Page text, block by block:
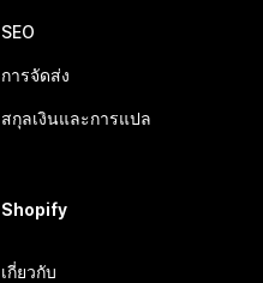
SEO
การจัดส่ง
สกุลเงินและการแปล
Shopify
เกี่ยวกับ